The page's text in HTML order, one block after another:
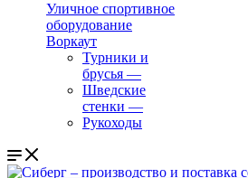
Уличное спортивное
оборудование
Воркаут
Турники и
брусья —
Шведские
стенки —
Рукоходы